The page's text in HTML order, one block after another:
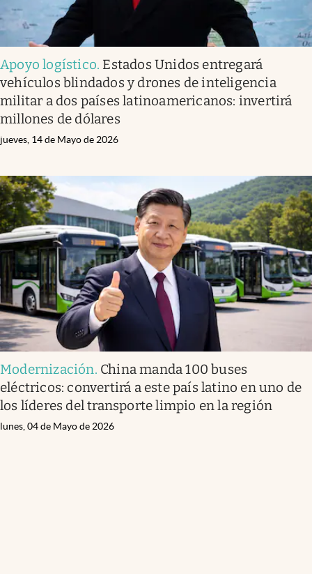
Apoyo logístico. Estados Unidos entregará
vehículos blindados y drones de inteligencia
militar a dos países latinoamericanos: invertirá
millones de dólares
jueves, 14 de Mayo de 2026
Modernización. China manda 100 buses
eléctricos: convertirá a este país latino en uno de
los líderes del transporte limpio en la región
lunes, 04 de Mayo de 2026